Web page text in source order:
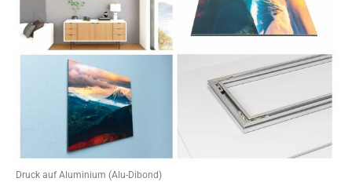
Druck auf Aluminium (Alu-Dibond)